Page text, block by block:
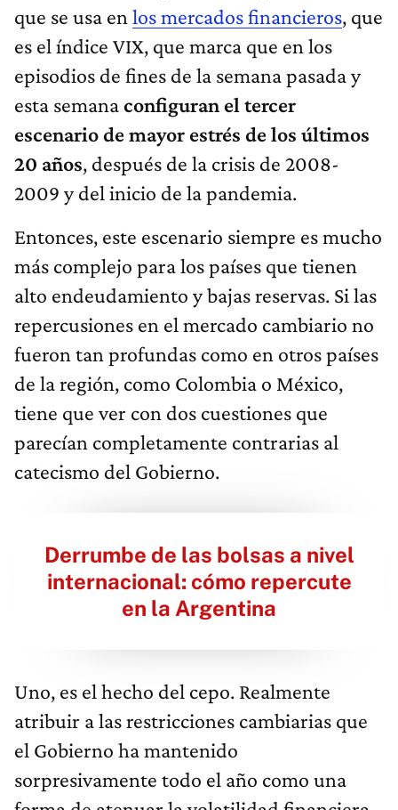
que se usa en los mercados financieros, que
es el índice VIX, que marca que en los
episodios de fines de la semana pasada y
esta semanaconfiguran el tercer
escenario de mayor estrés de los últimos
20 años, después de la crisis de 2008-
2009 y del inicio de la pandemia.
Entonces, este escenario siempre es mucho
más complejo para los países que tienen
alto endeudamiento y bajas reservas. Si las
repercusiones en el mercado cambiario no
fueron tan profundas como en otros países
de la región, como Colombia o México,
tiene que ver con dos cuestiones que
parecían completamente contrarias al
catecismo del Gobierno.
Derrumbe de las bolsas a nivel
internacional: cómo repercute
en la Argentina
Uno, es el hecho del cepo. Realmente
atribuir a las restricciones cambiarias que
el Gobierno ha mantenido
sorpresivamente todo el año como una